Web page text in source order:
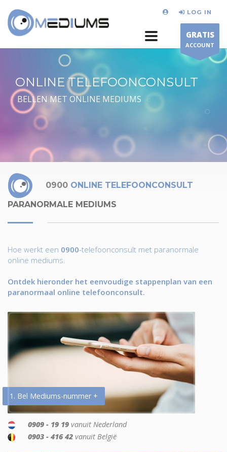
LOG IN
GRATIS
ACCOUNT
ONLINE TELEFOONCONSULT
BELLEN MET ONLINE MEDIUMS
0900 ONLINE TELEFOONCONSULT
PARANORMALE MEDIUMS
Hoe werkt een 0900-telefoonconsult met paranormale
online mediums.
Ontdek hieronder het eenvoudige stappenplan van een
paranormaal online telefoonconsult.
1. Bel Mediums-nummer +
0909 - 19 19 vanuit Nederland
0903 - 416 42 vanuit België